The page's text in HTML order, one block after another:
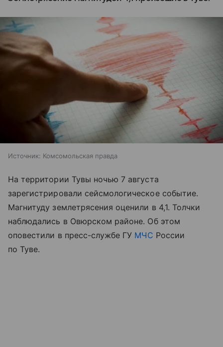
Источник: Комсомольская правда
На территории Тувы ночью 7 августа
зарегистрировали сейсмологическое событие.
Магнитуду землетрясения оценили в 4,1. Толчки
наблюдались в Овюрском районе. Об этом
оповестили в пресс-службе ГУ МЧС России
по Туве.